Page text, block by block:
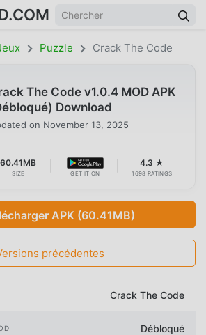
Puzzle Crack The Code
The Code v1.0.4 MOD APK
Download
on November 13, 2025
60.41MB
SIZE GET IT ON
4.3 ★
1698 RATINGS
APK (60.41MB)
précédentes
Crack The Code
Débloqué